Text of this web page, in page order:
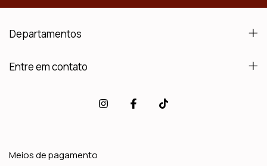
Departamentos
Entre em contato
Meios de pagamento